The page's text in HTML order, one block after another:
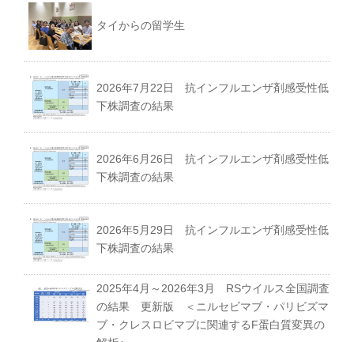
その他｜Other
募集要項｜Requirements
タイからの留学生
2026年7月22日 抗インフルエンザ剤感受性低
下株調査の結果
2026年6月26日 抗インフルエンザ剤感受性低
下株調査の結果
2026年5月29日 抗インフルエンザ剤感受性低
下株調査の結果
2025年4月～2026年3月 RSウイルス全国調査
の結果 更新版 ＜ニルセビマブ・パリビズマ
ブ・クレスロビマブに関連するF蛋白質変異の